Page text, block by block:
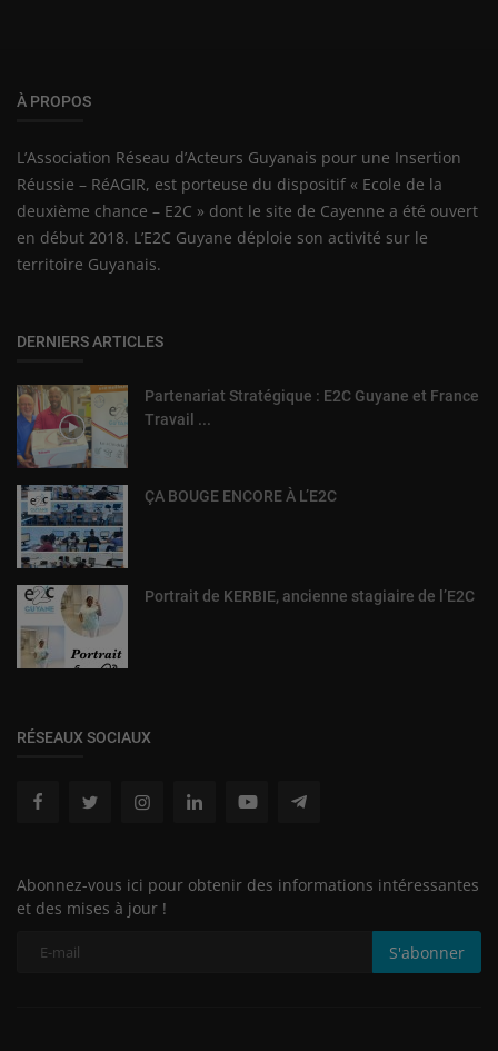
À PROPOS
L’Association Réseau d’Acteurs Guyanais pour une Insertion
Réussie – RéAGIR, est porteuse du dispositif « Ecole de la
deuxième chance – E2C » dont le site de Cayenne a été ouvert
en début 2018. L’E2C Guyane déploie son activité sur le
territoire Guyanais.
DERNIERS ARTICLES
Partenariat Stratégique : E2C Guyane et France
Travail ...
ÇA BOUGE ENCORE À L’E2C
Portrait de KERBIE, ancienne stagiaire de l’E2C
RÉSEAUX SOCIAUX
Abonnez-vous ici pour obtenir des informations intéressantes
et des mises à jour !
S'abonner